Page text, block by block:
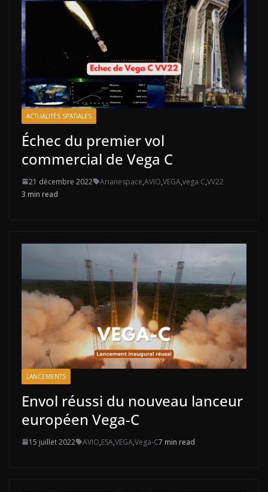
ACTUALITÉS SPATIALES
Échec du premier vol
commercial de Vega C
21 décembre 2022 Arianespace,AVIO,VEGA,vega C,VV22
3 min read
LANCEMENTS
Envol réussi du nouveau lanceur
européen Vega-C
15 juillet 2022 AVIO,ESA,VEGA,Vega-C7 min read